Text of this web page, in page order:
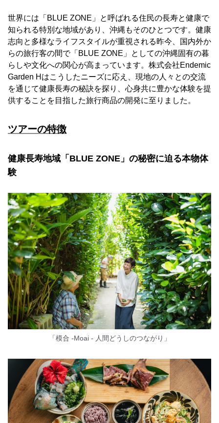
世界には「BLUE ZONE」と呼ばれる住民の長寿と健康で
知られる特別な地域があり、沖縄もそのひとつです。健康
志向と多様なライフスタイルが重視される昨今、国内外か
らの旅行客の間で「BLUE ZONE」としての沖縄固有の暮
らしや文化への関心が高まっています。株式会社Endemic
Garden Hはこうしたニーズに応え、現地の人々との交流
を通じて健康長寿の秘訣を探り、心身共に豊かな体験を提
供することを目指した旅行商品の開発に至りました。
ツアーの特徴
健康長寿地域「BLUE ZONE」の秘密に迫る本物体
験
「模合 -Moai - 人間どうしのつながり」